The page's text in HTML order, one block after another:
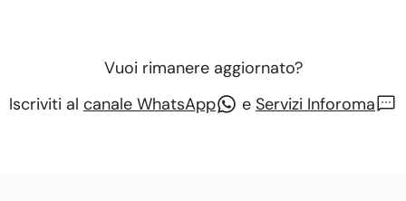
Vuoi rimanere aggiornato?
Iscriviti al canale WhatsApp e Servizi Inforoma